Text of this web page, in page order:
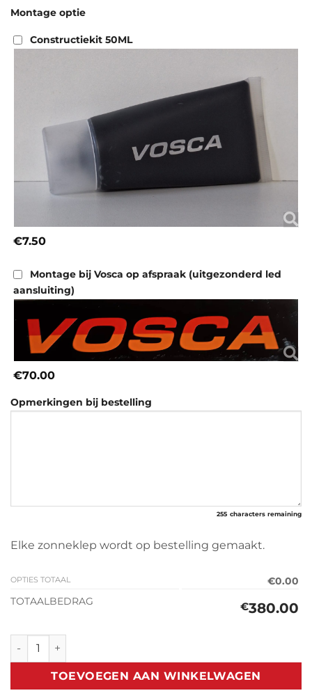
Montage optie
Constructiekit 50ML
€7.50
Montage bij Vosca op afspraak (uitgezonderd led
aansluiting)
€70.00
Opmerkingen bij bestelling
255 characters remaining
Elke zonneklep wordt op bestelling gemaakt.
OPTIES TOTAAL
€0.00
TOTAALBEDRAG
€380.00
Zonneklep V.W LT1 (1975-1995) aantal
TOEVOEGEN AAN WINKELWAGEN